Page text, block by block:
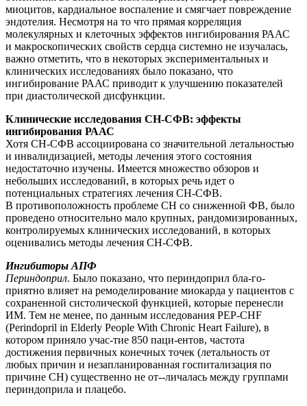
миоцитов, кардиальное воспаление и смягчает повреждение
эндотелия. Несмотря на то что прямая корреляция
молекулярных и клеточных эффектов ингибирования РААС
и макроскопических свойств сердца системно не изучалась,
важно отметить, что в некоторых экспериментальных и
клинических исследованиях было показано, что
ингибирование РААС приводит к улучшению показателей
при диастолической дисфункции.
Клинические исследования СН-СФВ: эффекты
ингибирования РААС
Хотя СН-СФВ ассоциирована со значительной летальностью
и инвалидизацией, методы лечения этого состояния
недостаточно изучены. Имеется множество обзоров и
небольших исследований, в которых речь идет о
потенциальных стратегиях лечения СН-СФВ.
В противоположность проблеме СН со сниженной ФВ, было
проведено относительно мало крупных, рандомизированных,
контролируемых клинических исследований, в которых
оценивались методы лечения СН-СФВ.
Ингибиторы АПФ
Периндоприл. Было показано, что периндоприл бла-го-
приятно влияет на ремоделирование миокарда у пациентов с
сохраненной систолической функцией, которые перенесли
ИМ. Тем не менее, по данным исследования PEP-CHF
(Perindopril in Elderly People With Chronic Heart Failure), в
котором приняло учас-тие 850 паци-ентов, частота
достижения первичных конечных точек (летальность от
любых причин и незапланированная госпитализация по
причине СН) существенно не от--личалась между группами
периндоприла и плацебо.